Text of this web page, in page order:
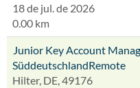
18 de jul. de 2026
0.00 km
Junior Key Account
SüddeutschlandRemote
Hilter, DE, 49176